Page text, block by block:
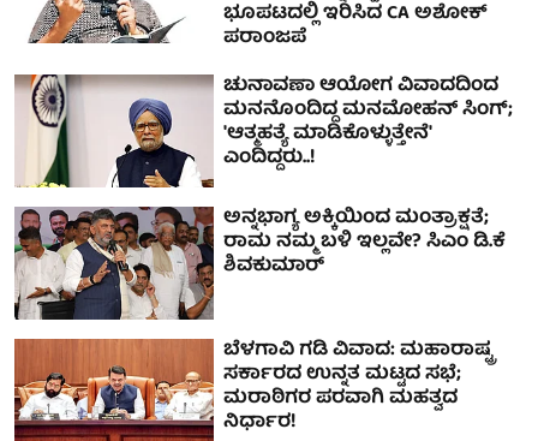
ಭೂಪಟದಲ್ಲಿ ಇರಿಸಿದ CA ಅಶೋಕ್
ಪರಾಂಜಪೆ
ಚುನಾವಣಾ ಆಯೋಗ ವಿವಾದದಿಂದ
ಮನನೊಂದಿದ್ದ ಮನಮೋಹನ್ ಸಿಂಗ್;
'ಆತ್ಮಹತ್ಯೆ ಮಾಡಿಕೊಳ್ಳುತ್ತೇನೆ'
ಎಂದಿದ್ದರು..!
ಅನ್ನಭಾಗ್ಯ ಅಕ್ಕಿಯಿಂದ ಮಂತ್ರಾಕ್ಷತೆ;
ರಾಮ ನಮ್ಮ ಬಳಿ ಇಲ್ಲವೇ? ಸಿಎಂ ಡಿ.ಕೆ
ಶಿವಕುಮಾರ್
ಬೆಳಗಾವಿ ಗಡಿ ವಿವಾದ: ಮಹಾರಾಷ್ಟ್ರ
ಸರ್ಕಾರದ ಉನ್ನತ ಮಟ್ಟದ ಸಭೆ;
ಮರಾಠಿಗರ ಪರವಾಗಿ ಮಹತ್ವದ
ನಿರ್ಧಾರ!